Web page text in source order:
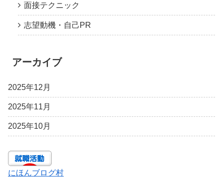
面接テクニック
志望動機・自己PR
アーカイブ
2025年12月
2025年11月
2025年10月
にほんブログ村